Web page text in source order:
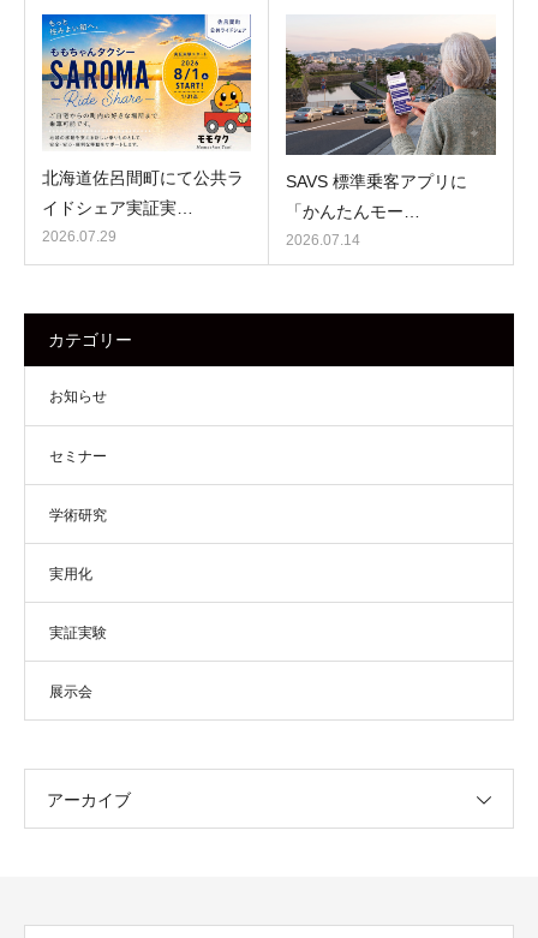
北海道佐呂間町にて公共ラ
イドシェア実証実…
2026.07.29
SAVS 標準乗客アプリに
「かんたんモー…
2026.07.14
カテゴリー
お知らせ
セミナー
学術研究
実用化
実証実験
展示会
アーカイブ